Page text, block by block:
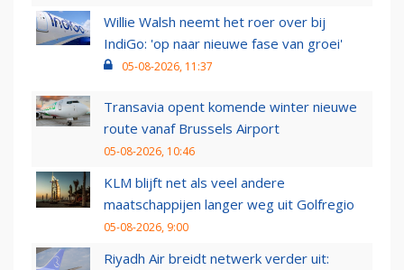
Willie Walsh neemt het roer over bij
IndiGo: 'op naar nieuwe fase van groei'
05-08-2026, 11:37
Transavia opent komende winter nieuwe
route vanaf Brussels Airport
05-08-2026, 10:46
KLM blijft net als veel andere
maatschappijen langer weg uit Golfregio
05-08-2026, 9:00
Riyadh Air breidt netwerk verder uit: